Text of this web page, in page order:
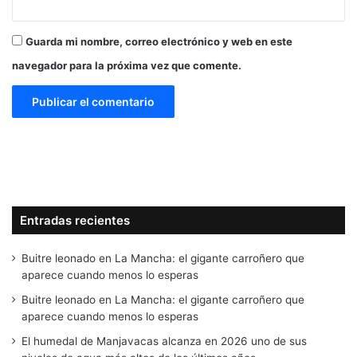
Guarda mi nombre, correo electrónico y web en este
navegador para la próxima vez que comente.
Entradas recientes
Buitre leonado en La Mancha: el gigante carroñero que
aparece cuando menos lo esperas
Buitre leonado en La Mancha: el gigante carroñero que
aparece cuando menos lo esperas
El humedal de Manjavacas alcanza en 2026 uno de sus